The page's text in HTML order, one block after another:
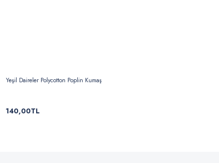
Yeşil Daireler Polycotton Poplin Kumaş
140,00TL